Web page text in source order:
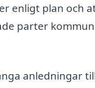
enligt plan och
parter
anledningar